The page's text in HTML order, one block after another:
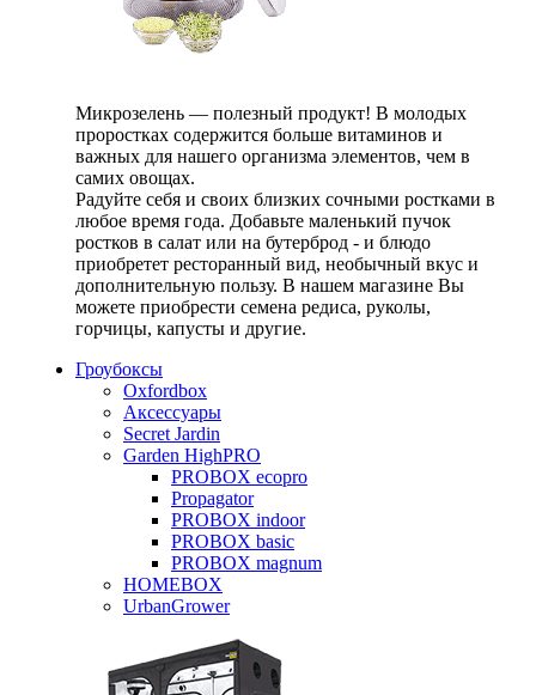
Микрозелень — полезный продукт! В молодых
проростках содержится больше витаминов и
важных для нашего организма элементов, чем в
самих овощах.
Радуйте себя и своих близких сочными ростками в
любое время года. Добавьте маленький пучок
ростков в салат или на бутерброд - и блюдо
приобретет ресторанный вид, необычный вкус и
дополнительную пользу. В нашем магазине Вы
можете приобрести семена редиса, руколы,
горчицы, капусты и другие.
Гроубоксы
Oxfordbox
Аксессуары
Secret Jardin
Garden HighPRO
PROBOX ecopro
Propagator
PROBOX indoor
PROBOX basic
PROBOX magnum
HOMEBOX
UrbanGrower